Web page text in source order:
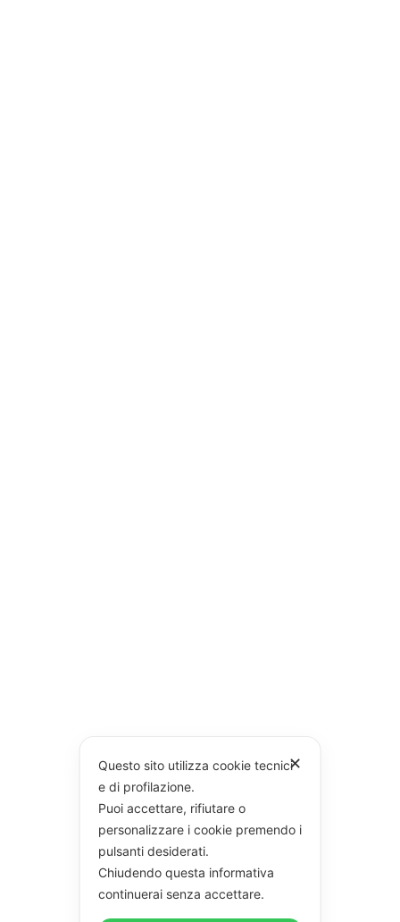
✕
Questo sito utilizza cookie tecnici
e di profilazione.
Puoi accettare, rifiutare o
personalizzare i cookie premendo i
pulsanti desiderati.
Chiudendo questa informativa
continuerai senza accettare.